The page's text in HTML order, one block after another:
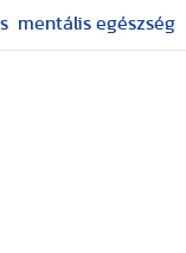
mentális egészség